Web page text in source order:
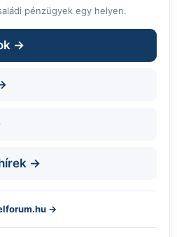
pénzügyek egy helyen.
→
→
→